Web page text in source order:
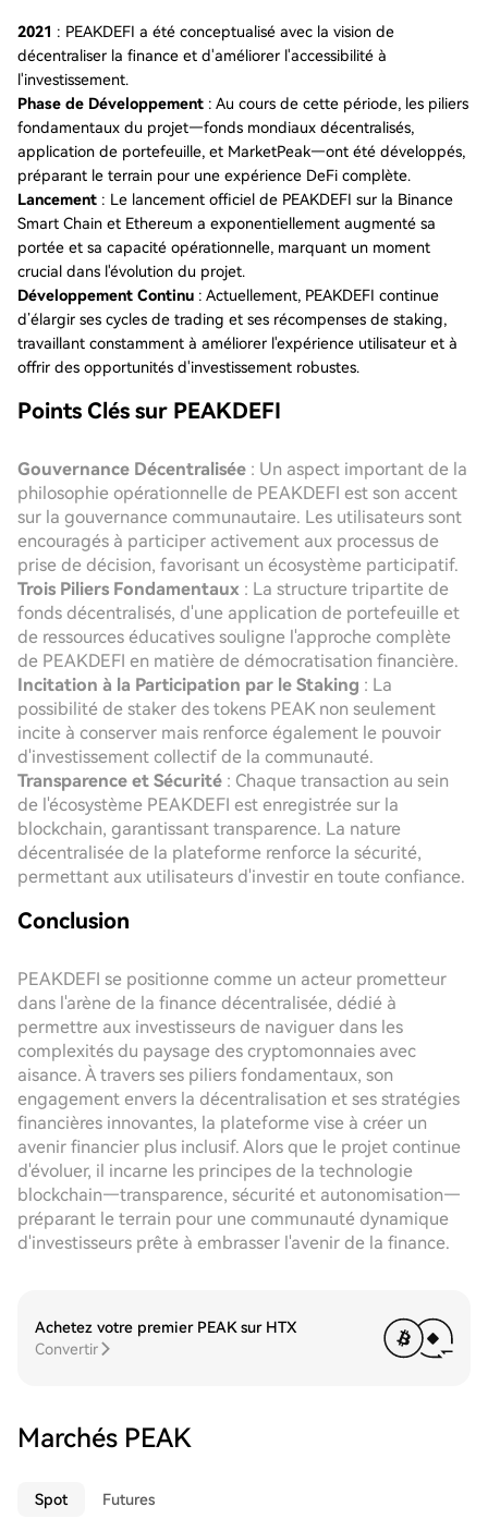
2021 : PEAKDEFI a été conceptualisé avec la vision de
décentraliser la finance et d'améliorer l'accessibilité à
l'investissement.
Phase de Développement : Au cours de cette période, les piliers
fondamentaux du projet—fonds mondiaux décentralisés,
application de portefeuille, et MarketPeak—ont été développés,
préparant le terrain pour une expérience DeFi complète.
Lancement : Le lancement officiel de PEAKDEFI sur la Binance
Smart Chain et Ethereum a exponentiellement augmenté sa
portée et sa capacité opérationnelle, marquant un moment
crucial dans l'évolution du projet.
Développement Continu : Actuellement, PEAKDEFI continue
d’élargir ses cycles de trading et ses récompenses de staking,
travaillant constamment à améliorer l'expérience utilisateur et à
offrir des opportunités d'investissement robustes.
Points Clés sur PEAKDEFI
Gouvernance Décentralisée : Un aspect important de la
philosophie opérationnelle de PEAKDEFI est son accent
sur la gouvernance communautaire. Les utilisateurs sont
encouragés à participer activement aux processus de
prise de décision, favorisant un écosystème participatif.
Trois Piliers Fondamentaux : La structure tripartite de
fonds décentralisés, d'une application de portefeuille et
de ressources éducatives souligne l'approche complète
de PEAKDEFI en matière de démocratisation financière.
Incitation à la Participation par le Staking : La
possibilité de staker des tokens PEAK non seulement
incite à conserver mais renforce également le pouvoir
d'investissement collectif de la communauté.
Transparence et Sécurité : Chaque transaction au sein
de l'écosystème PEAKDEFI est enregistrée sur la
blockchain, garantissant transparence. La nature
décentralisée de la plateforme renforce la sécurité,
permettant aux utilisateurs d'investir en toute confiance.
Conclusion
PEAKDEFI se positionne comme un acteur prometteur
dans l'arène de la finance décentralisée, dédié à
permettre aux investisseurs de naviguer dans les
complexités du paysage des cryptomonnaies avec
aisance. À travers ses piliers fondamentaux, son
engagement envers la décentralisation et ses stratégies
financières innovantes, la plateforme vise à créer un
avenir financier plus inclusif. Alors que le projet continue
d'évoluer, il incarne les principes de la technologie
blockchain—transparence, sécurité et autonomisation—
préparant le terrain pour une communauté dynamique
d'investisseurs prête à embrasser l'avenir de la finance.
Achetez votre premier PEAK sur HTX
Convertir
Marchés PEAK
Spot Futures